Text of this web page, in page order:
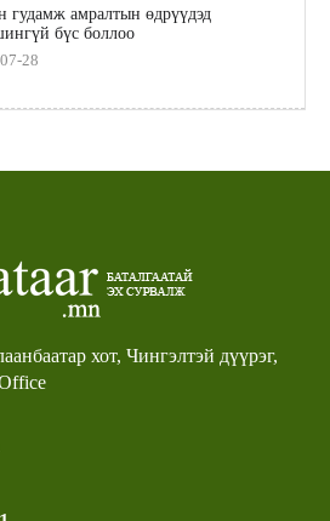
гудамж амралтын өдрүүдэд
бүс боллоо
28
хот, Чингэлтэй дүүрэг,